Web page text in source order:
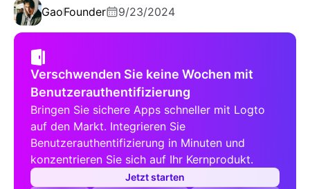
GaoFounder 9/23/2024
Verschwenden Sie keine Wochen mit
Benutzerauthentifizierung
Bringen Sie sichere Apps schneller mit Logto
auf den Markt. Integrieren Sie
Benutzerauthentifizierung in Minuten und
konzentrieren Sie sich auf Ihr Kernprodukt.
Jetzt starten